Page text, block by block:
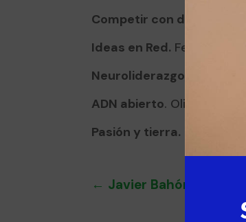
Competir con diseño
.
Ideas en Red. Fernando
Neuroliderazgo.
ADN abierto. Olivier
Pasión y tierra. Francesc
← Javier Bahón.